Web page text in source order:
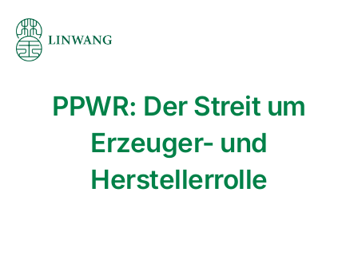
content
PPWR: Der Streit um
Erzeuger- und
Herstellerrolle